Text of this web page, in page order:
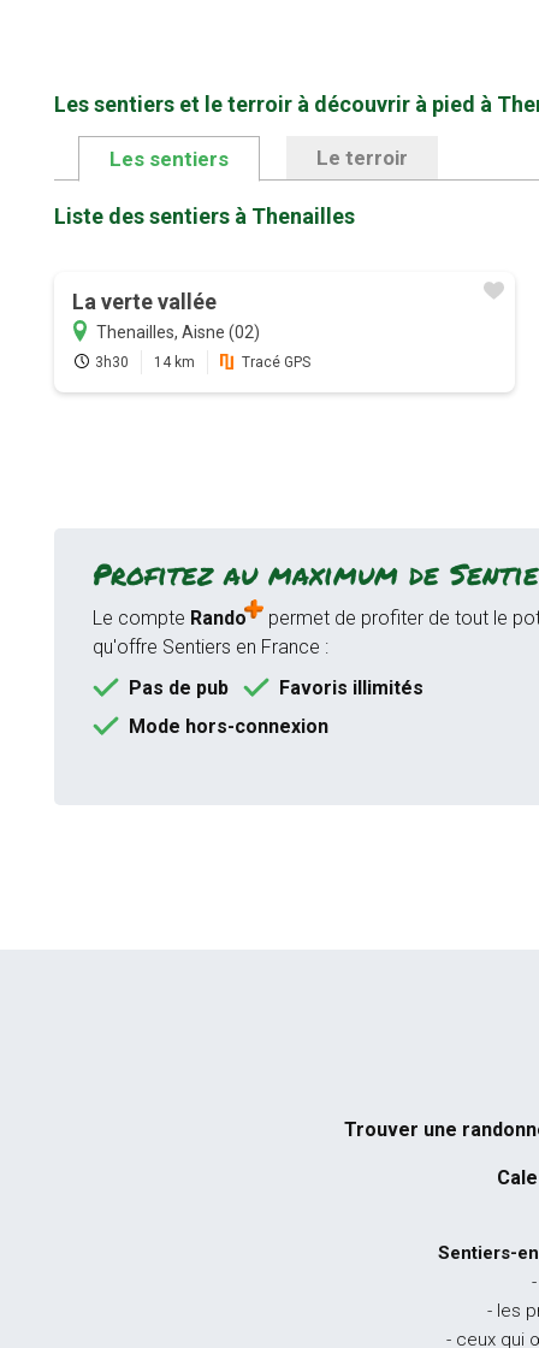
Les sentiers et le terroir à découvrir à pied à
Les sentiers Le terroir
Liste des sentiers à Thenailles
La verte vallée
Thenailles, Aisne (02)
3h30 14 km Tracé GPS
Profitez au maximum de
Le compte Rando
permet de profiter de tout le
qu'offre Sentiers en France :
Pas de pub
Favoris illimités
Mode hors-connexion
Trouver une
Sentiers-
- les
- ceux qui